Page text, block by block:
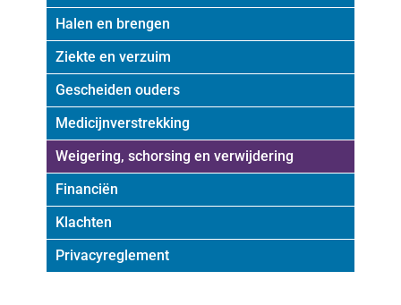
Halen en brengen
Ziekte en verzuim
Gescheiden ouders
Medicijnverstrekking
Weigering, schorsing en verwijdering
Financiën
Klachten
Privacyreglement